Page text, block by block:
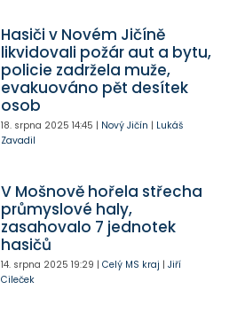
Hasiči v Novém Jičíně
likvidovali požár aut a bytu,
policie zadržela muže,
evakuováno pět desítek
osob
18. srpna 2025 14:45 | Nový Jičín | Lukáš
Zavadil
V Mošnově hořela střecha
průmyslové haly,
zasahovalo 7 jednotek
hasičů
14. srpna 2025 19:29 | Celý MS kraj | Jiří
Cileček